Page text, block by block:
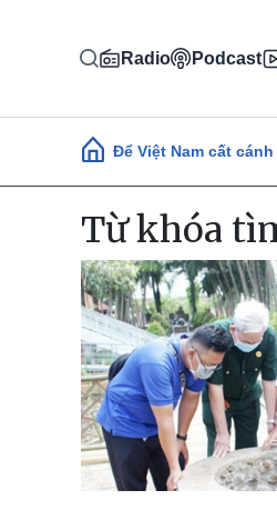
Radio Podcast
Main navigation
Để Việt Nam cất cánh
Từ khóa